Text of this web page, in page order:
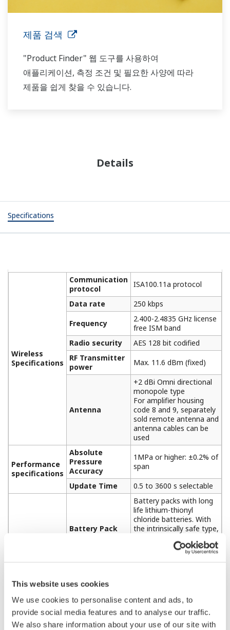
This website uses cookies
We use cookies to personalise content and ads, to
provide social media features and to analyse our traffic.
We also share information about your use of our site with
제품 검색
"Product Finder" 웹 도구를 사용하여
애플리케이션, 측정 조건 및 필요한 사양에 따라
제품을 쉽게 찾을 수 있습니다.
Details
Specifications
Wireless
Specifications
Communication
protocol
ISA100.11a protocol
Data rate
250 kbps
Frequency
2.400-2.4835 GHz license
free ISM band
Radio security
AES 128 bit codified
RF Transmitter
power
Max. 11.6 dBm (fixed)
Antenna
+2 dBi Omni directional
monopole type
For amplifier housing
code 8 and 9, separately
sold remote antenna and
antenna cables can be
used
Performance
specifications
Absolute
Pressure
Accuracy
1MPa or higher: ±0.2% of
span
Update Time
0.5 to 3600 s selectable
Functional
Battery Pack
Battery packs with long
life lithium-thionyl
chloride batteries. With
the intrinsically safe type,
replaceable in hazardous
Battery
at 10 seconds update
time in the following
conditions.*
• Ambient temperature: